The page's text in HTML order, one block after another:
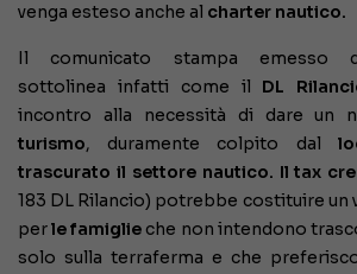
venga esteso anche al charter nautico.
Il comunicato stampa emesso
sottolinea infatti come il DL
incontro alla necessità di dare un
turismo, duramente colpito dal
trascurato il settore nautico. Il tax
183 DL Rilancio) potrebbe costituire
perle famiglie che non intendono
solo sulla terraferma e che